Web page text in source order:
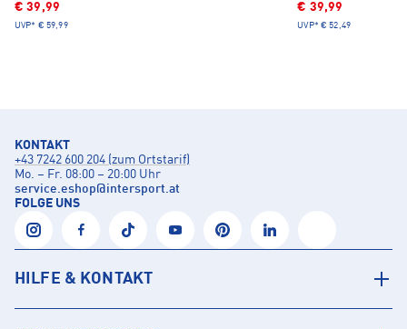
€ 39,99
UVP* € 59,99
€ 39,99
UVP* € 52,49
KONTAKT
+43 7242 600 204 (zum Ortstarif)
Mo. – Fr. 08:00 – 20:00 Uhr
service.eshop@intersport.at
FOLGE UNS
HILFE & KONTAKT